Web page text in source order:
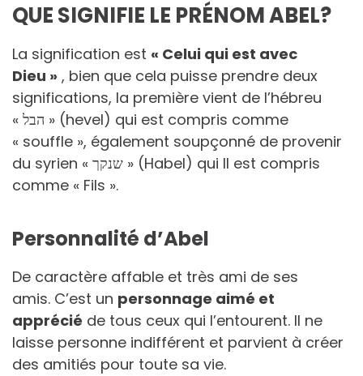
QUE SIGNIFIE LE PRÉNOM ABEL?
La signification est « Celui qui est avec
Dieu » , bien que cela puisse prendre deux
significations, la première vient de l’hébreu
« הבל » (hevel) qui est compris comme
« souffle », également soupçonné de provenir
du syrien « שנקך » (Habel) qui Il est compris
comme « Fils ».
Personnalité d’Abel
De caractère affable et très ami de ses
amis. C’est un personnage aimé et
apprécié de tous ceux qui l’entourent. Il ne
laisse personne indifférent et parvient à créer
des amitiés pour toute sa vie.